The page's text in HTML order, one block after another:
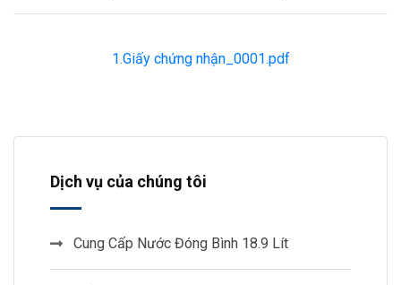
1.Giấy chứng nhận_0001.pdf
Dịch vụ của chúng tôi
Cung Cấp Nước Đóng Bình 18.9 Lít